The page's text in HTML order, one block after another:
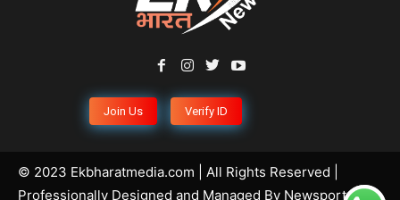
Join Us Verify ID
© 2023 Ekbharatmedia.com | All Rights Reserved |
Professionally Designed and Managed By Newsportal